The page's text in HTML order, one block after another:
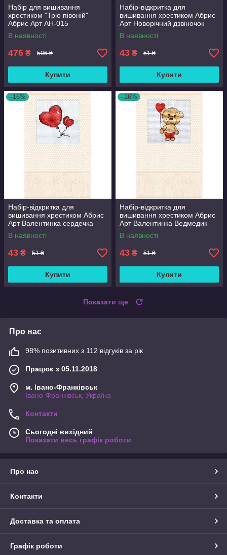
Набір для вишивання
хрестиком "Тріо півоній"
Абрис Арт AH-015
В наявності
476 ₴ 596 ₴
Купити
Набір-відкритка для
вишивання хрестиком Абрис
Арт Новорічний дзвіночок
AOH-008
В наявності
43 ₴ 51 ₴
Купити
–16%
Набір-відкритка для
вишивання хрестиком Абрис
Арт Валентинка сердечка
AOH-002
В наявності
43 ₴ 51 ₴
Купити
–16%
Набір-відкритка для
вишивання хрестиком Абрис
Арт Валентинка Ведмедик
AOH-001
В наявності
43 ₴ 51 ₴
Купити
Показати ще
Про нас
98% позитивних з 112 відгуків за рік
Працює з 05.11.2018
м. Івано-Франківськ
Івано-Франківськ, Україна
Контакти
Сьогодні вихідний
Показати весь графік роботи
Про нас
Контакти
Доставка та оплата
Графік роботи